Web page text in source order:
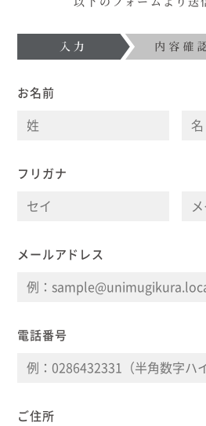
お名前
フリガナ
メールアドレス
電話番号
ご住所